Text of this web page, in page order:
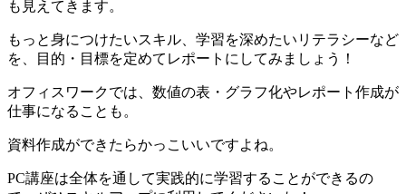
も見えてきます。
もっと身につけたいスキル、学習を深めたいリテラシーなど
を、目的・目標を定めてレポートにしてみましょう！
オフィスワークでは、数値の表・グラフ化やレポート作成が
仕事になることも。
資料作成ができたらかっこいいですよね。
PC講座は全体を通して実践的に学習することができるの